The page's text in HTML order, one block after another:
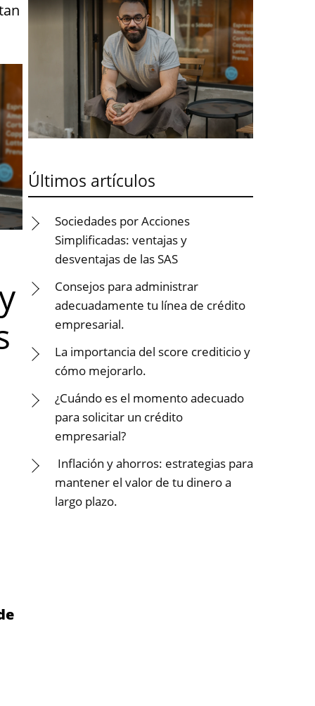
Últimos artículos
Sociedades por Acciones
Simplificadas: ventajas y
desventajas de las SAS
Consejos para administrar
adecuadamente tu línea de crédito
empresarial.
La importancia del score crediticio y
cómo mejorarlo.
¿Cuándo es el momento adecuado
para solicitar un crédito
empresarial?
Inflación y ahorros: estrategias para
mantener el valor de tu dinero a
largo plazo.